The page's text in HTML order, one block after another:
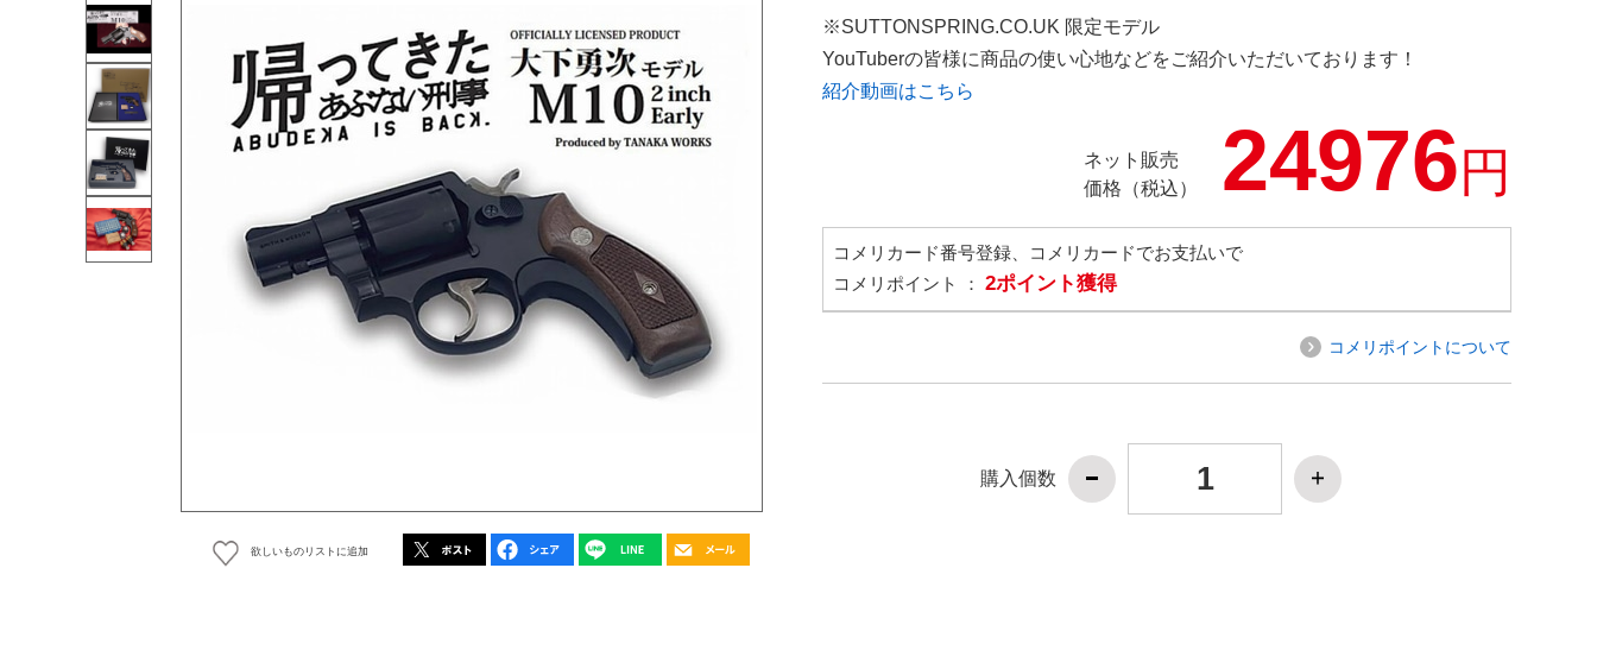
欲しいものリストに追加
※SUTTONSPRING.CO.UK 限定モデル
YouTuberの皆様に商品の使い心地などをご紹介いただいております！
紹介動画はこちら
ネット販売
価格（税込）
24976円
コメリカード番号登録、コメリカードでお支払いで
コメリポイント ： 2ポイント獲得
コメリポイントについて
購入個数